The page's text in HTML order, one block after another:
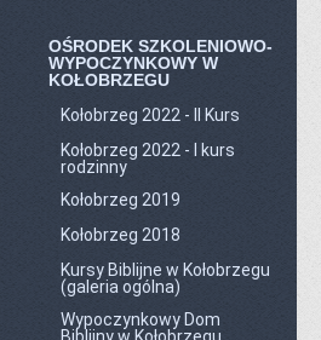
OŚRODEK SZKOLENIOWO-
WYPOCZYNKOWY W
KOŁOBRZEGU
Kołobrzeg 2022 - II Kurs
Kołobrzeg 2022 - I kurs
rodzinny
Kołobrzeg 2019
Kołobrzeg 2018
Kursy Biblijne w Kołobrzegu
(galeria ogólna)
Wypoczynkowy Dom
Biblijny w Kołobrzegu